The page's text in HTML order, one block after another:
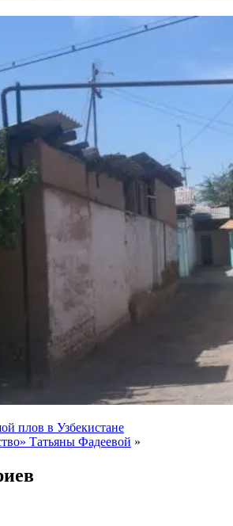
плов в Узбекистане
Татьяны Фадеевой »